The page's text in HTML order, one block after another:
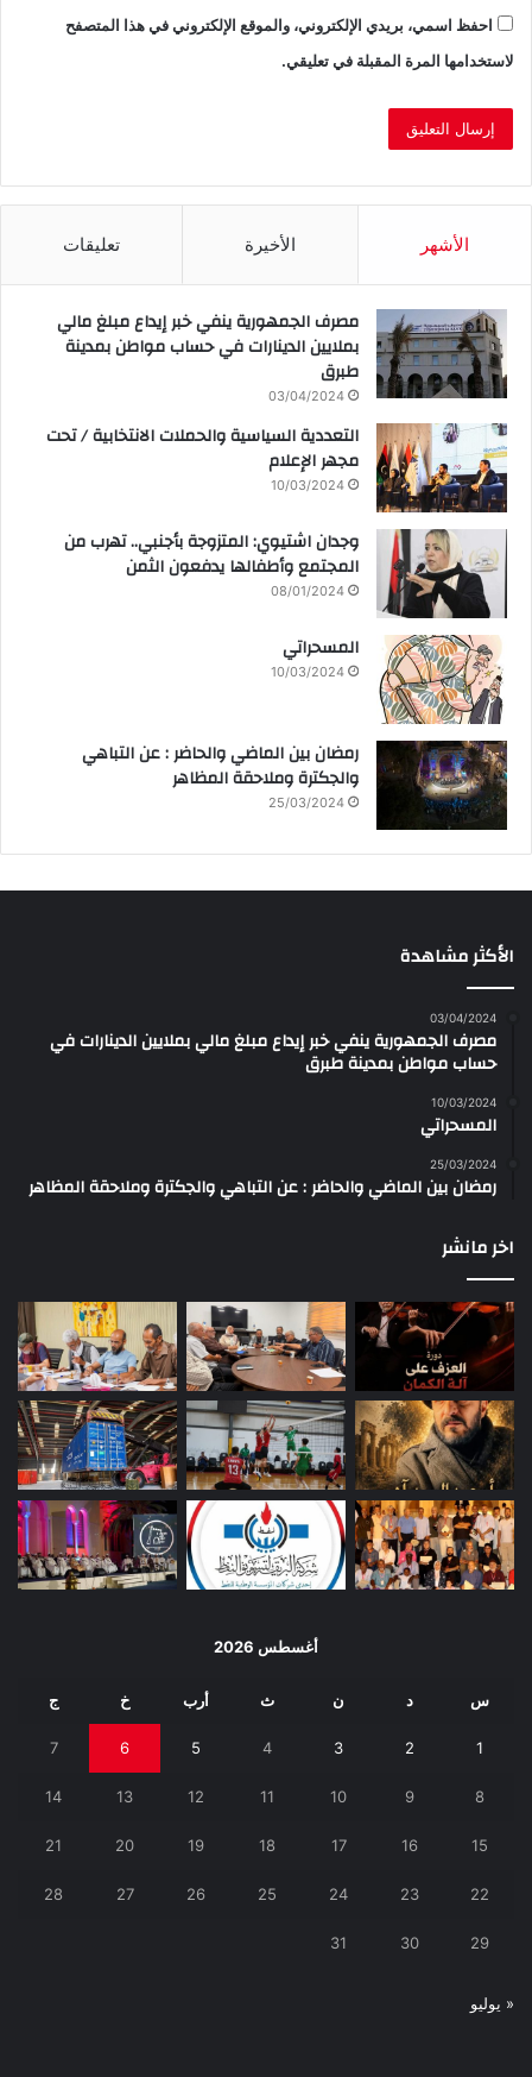
احفظ اسمي، بريدي الإلكتروني، والموقع الإلكتروني في هذا المتصفح
لاستخدامها المرة المقبلة في تعليقي.
الأشهر الأخيرة تعليقات
مصرف الجمهورية ينفي خبر إيداع مبلغ مالي
بملايين الدينارات في حساب مواطن بمدينة
طبرق
03/04/2024
التعددية السياسية والحملات الانتخابية / تحت
مجهر الإعلام
10/03/2024
وجدان اشتيوي: المتزوجة بأجنبي.. تهرب من
المجتمع وأطفالها يدفعون الثمن
08/01/2024
المسحراتي
10/03/2024
رمضان بين الماضي والحاضر : عن التباهي
والجكترة وملاحقة المظاهر
25/03/2024
الأكثر مشاهدة
03/04/2024
مصرف الجمهورية ينفي خبر إيداع مبلغ مالي بملايين الدينارات في
حساب مواطن بمدينة طبرق
10/03/2024
المسحراتي
25/03/2024
رمضان بين الماضي والحاضر : عن التباهي والجكترة وملاحقة المظاهر
اخر مانشر
أغسطس 2026
س د ن ث أرب خ ج
1
2
3
4
5
6
7
8
9
10
11
12
13
14
15
16
17
18
19
20
21
22
23
24
25
26
27
28
29
30
31
« يوليو